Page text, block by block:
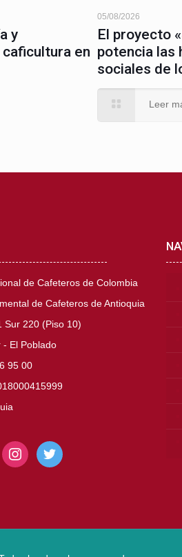
y
en
05/08/2026
El proyecto
potencia las
sociales de
Leer
de Cafeteros de Colombia
de Cafeteros de Antioquia
Sur 220 (Piso 10)
- El Poblado
95 00
instagramtwitter